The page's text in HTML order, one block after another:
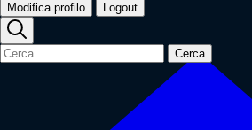
Modifica profilo Logout
Cerca